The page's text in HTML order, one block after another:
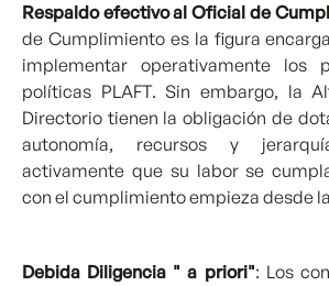
Respaldo efectivo al Oficial de
de Cumplimiento es la figura
implementar operativamente los
políticas PLAFT. Sin embargo, la
Directorio tienen la obligación de
autonomía, recursos y
activamente que su labor se
con el cumplimiento empieza desde
Debida Diligencia " a priori": Los